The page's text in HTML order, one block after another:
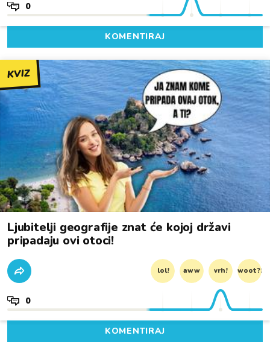
0
KOMENTIRAJ
KVIZ
Ljubitelji geografije znat će kojoj državi
pripadaju ovi otoci!
lol! aww vrh! woot?!
0
KOMENTIRAJ